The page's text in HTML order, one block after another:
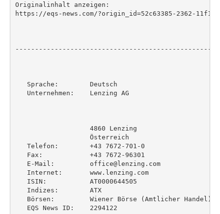
Originalinhalt anzeigen:
https://eqs-news.com/?origin_id=52c63385-2362-11f1-
   Sprache:        Deutsch
   Unternehmen:    Lenzing AG
                   4860 Lenzing
                   Österreich
   Telefon:        +43 7672-701-0
   Fax:            +43 7672-96301
   E-Mail:         office@lenzing.com
   Internet:       www.lenzing.com
   ISIN:           AT0000644505
   Indizes:        ATX
   Börsen:         Wiener Börse (Amtlicher Handel)
   EQS News ID:    2294122